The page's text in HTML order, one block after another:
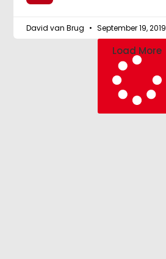
David van Brug September 19, 2019
Load More